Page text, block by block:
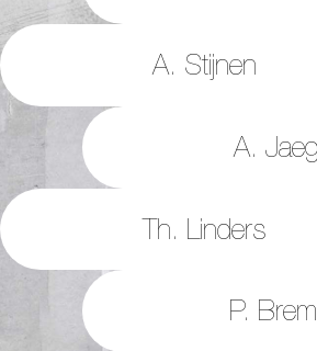
A. Stijnen
A.
Th. Linders
P.